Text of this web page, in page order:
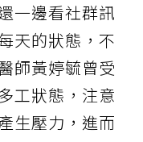
一邊看社群訊
天的狀態，不
師黃婷毓曾受
工狀態，注意
生壓力，進而